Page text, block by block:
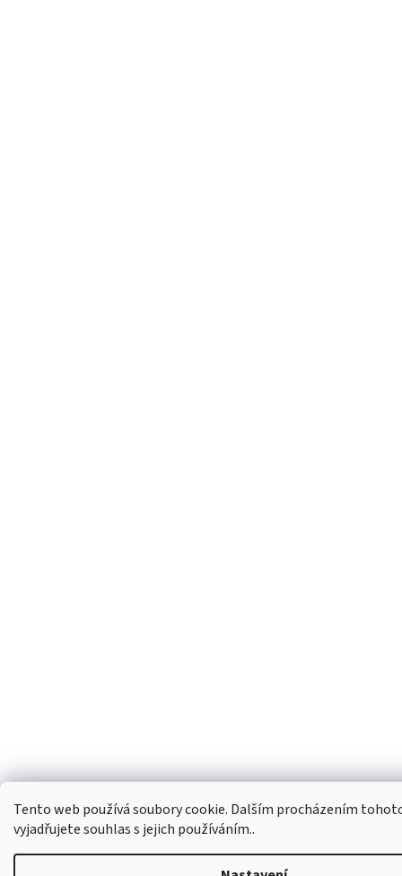
Tento web používá soubory cookie. Dalším procházením
vyjadřujete souhlas s jejich používáním..